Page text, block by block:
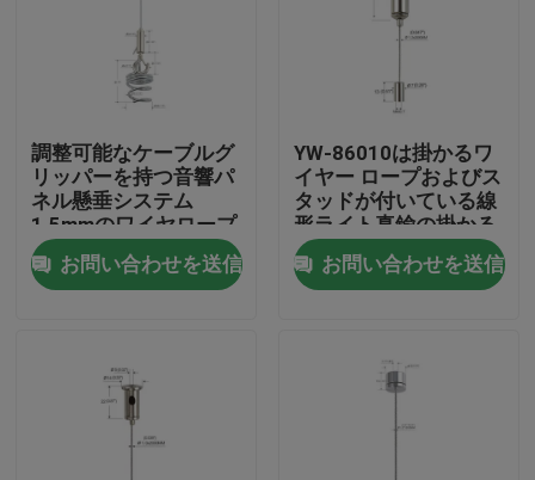
調整可能なケーブルグ
リッパーを持つ音響パ
ネル懸垂システム
1.5mmのワイヤロープ
お問い合わせを送信
YW-86010は掛かるワ
イヤー ロープおよびス
タッドが付いている線
形ライト真鍮の掛かる
キットを導いた
お問い合わせを送信